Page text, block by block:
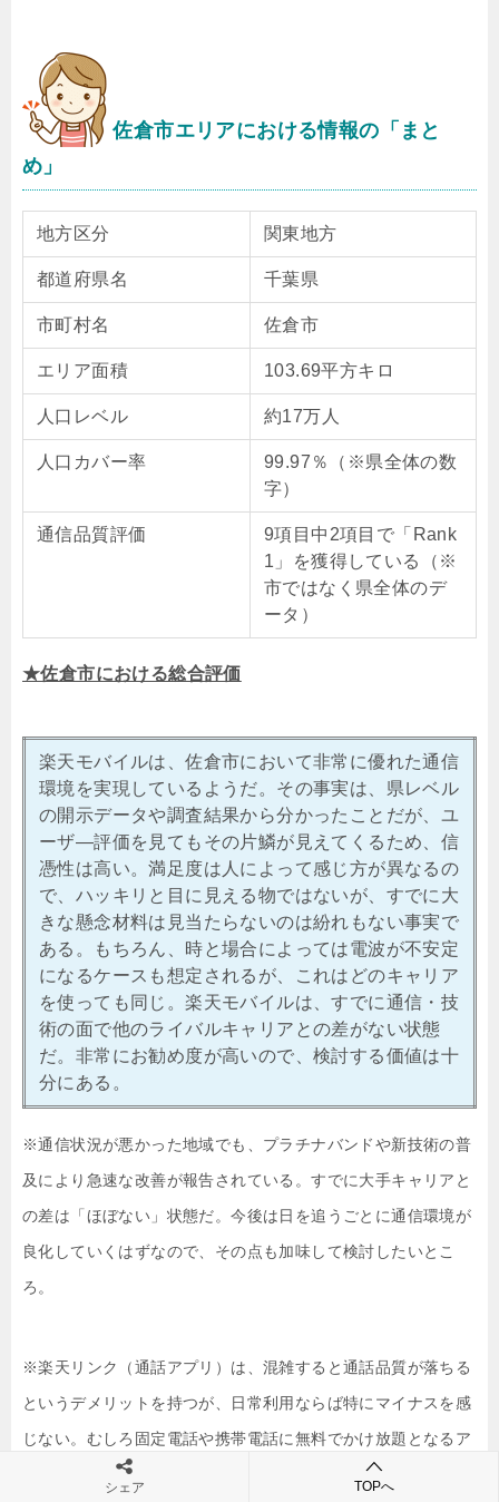
佐倉市エリアにおける情報の「まと
め」
地方区分 関東地方
都道府県名 千葉県
市町村名 佐倉市
エリア面積 103.69平方キロ
人口レベル 約17万人
人口カバー率
99.97％（※県全体の数
字）
通信品質評価
9項目中2項目で「Rank
1」を獲得している（※
市ではなく県全体のデ
ータ）
★佐倉市における総合評価
楽天モバイルは、佐倉市において非常に優れた通信
環境を実現しているようだ。その事実は、県レベル
の開示データや調査結果から分かったことだが、ユ
ーザ―評価を見てもその片鱗が見えてくるため、信
憑性は高い。満足度は人によって感じ方が異なるの
で、ハッキリと目に見える物ではないが、すでに大
きな懸念材料は見当たらないのは紛れもない事実で
ある。もちろん、時と場合によっては電波が不安定
になるケースも想定されるが、これはどのキャリア
を使っても同じ。楽天モバイルは、すでに通信・技
術の面で他のライバルキャリアとの差がない状態
だ。非常にお勧め度が高いので、検討する価値は十
分にある。
※通信状況が悪かった地域でも、プラチナバンドや新技術の普
及により急速な改善が報告されている。すでに大手キャリアと
の差は「ほぼない」状態だ。今後は日を追うごとに通信環境が
良化していくはずなので、その点も加味して検討したいとこ
ろ。
※楽天リンク（通話アプリ）は、混雑すると通話品質が落ちる
というデメリットを持つが、日常利用ならば特にマイナスを感
じない。むしろ固定電話や携帯電話に無料でかけ放題となるア
ドバンテージが圧倒的。
シェア TOPへ